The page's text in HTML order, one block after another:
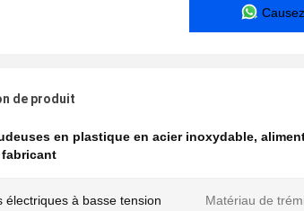
de produit
en plastique en acier inoxydable,
électriques à basse tension Matériau de